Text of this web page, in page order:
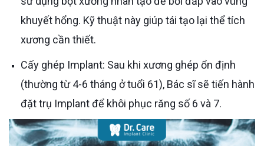
khuyết hổng. Kỹ thuật này giúp tái tạo lại thể tích
xương cần thiết.
Cấy ghép Implant: Sau khi xương ghép ổn định
(thường từ 4-6 tháng ở tuổi 61), Bác sĩ sẽ tiến hành
đặt trụ Implant để khôi phục răng số 6 và 7.